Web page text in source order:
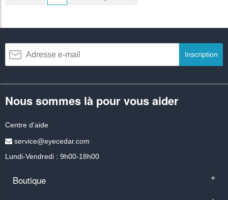
Inscription
Nous sommes là pour vous aider
Centre d'aide
service@eyecedar.com
Lundi-Vendredi : 9h00-18h00
Boutique +